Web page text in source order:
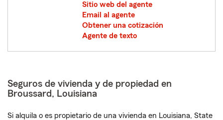
Sitio web del agente
Email al agente
Obtener una cotización
Agente de texto
Seguros de vivienda y de propiedad en
Broussard, Louisiana
Si alquila o es propietario de una vivienda en Louisiana, State